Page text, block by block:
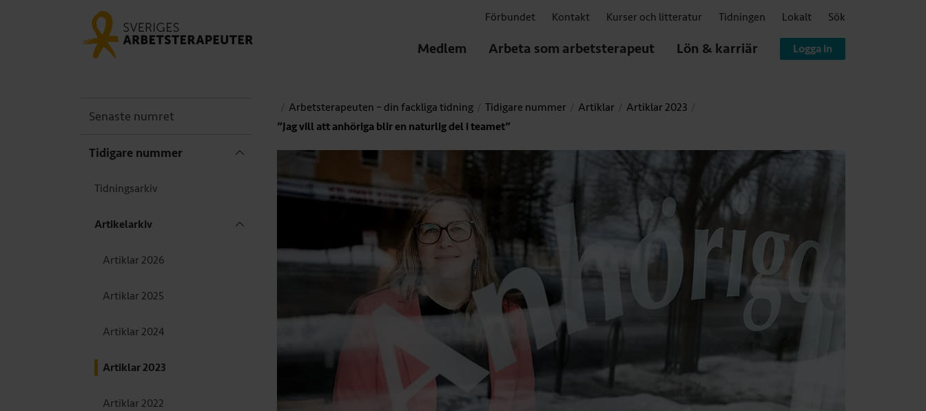
Förbundet Kontakt Kurser och litteratur Tidningen Lokalt Sök
Medlem Arbeta som arbetsterapeut Lön & karriär Logga in
Senaste numret
Tidigare nummer
Tidningsarkiv
Artikelarkiv
Artiklar 2026
Artiklar 2025
Artiklar 2024
Artiklar 2023
Artiklar 2022
Arbetsterapeuten – din fackliga tidning Tidigare nummer Artiklar
Artiklar 2023
”Jag vill att anhöriga blir en naturlig del i teamet”